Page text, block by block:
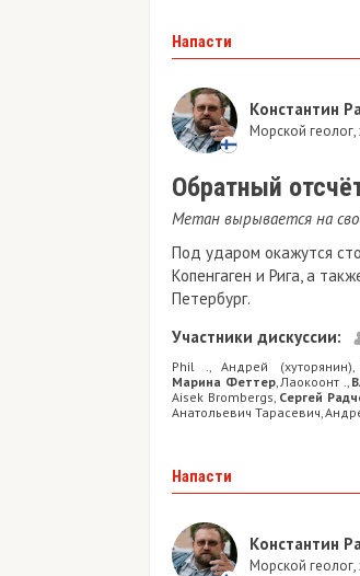
Напасти
Константин
Морской геолог,
Обратный
Метан вырывается на
Под ударом окажутся
Копенгаген и Рига, а
Петербург.
Участники дискуссии:
Phil .,Андрей (хуторянин),
Марина Феттер,Лаокоонт .,
Aisek Brombergs, Сергей
Анатольевич Тарасевич,
Напасти
Константин
Морской геолог,